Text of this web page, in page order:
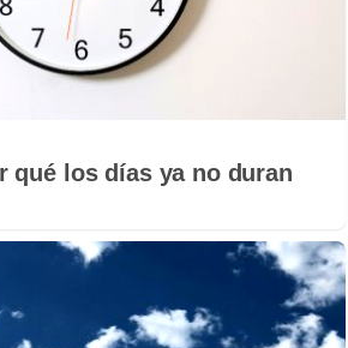
qué los días ya no duran